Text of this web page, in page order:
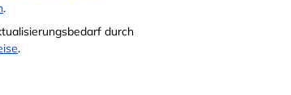
.
durch
.